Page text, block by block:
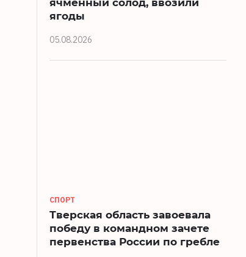
ягоды
05.08.2026
СПОРТ
Тверская область завоевала
победу в командном зачете
первенства России по гребле